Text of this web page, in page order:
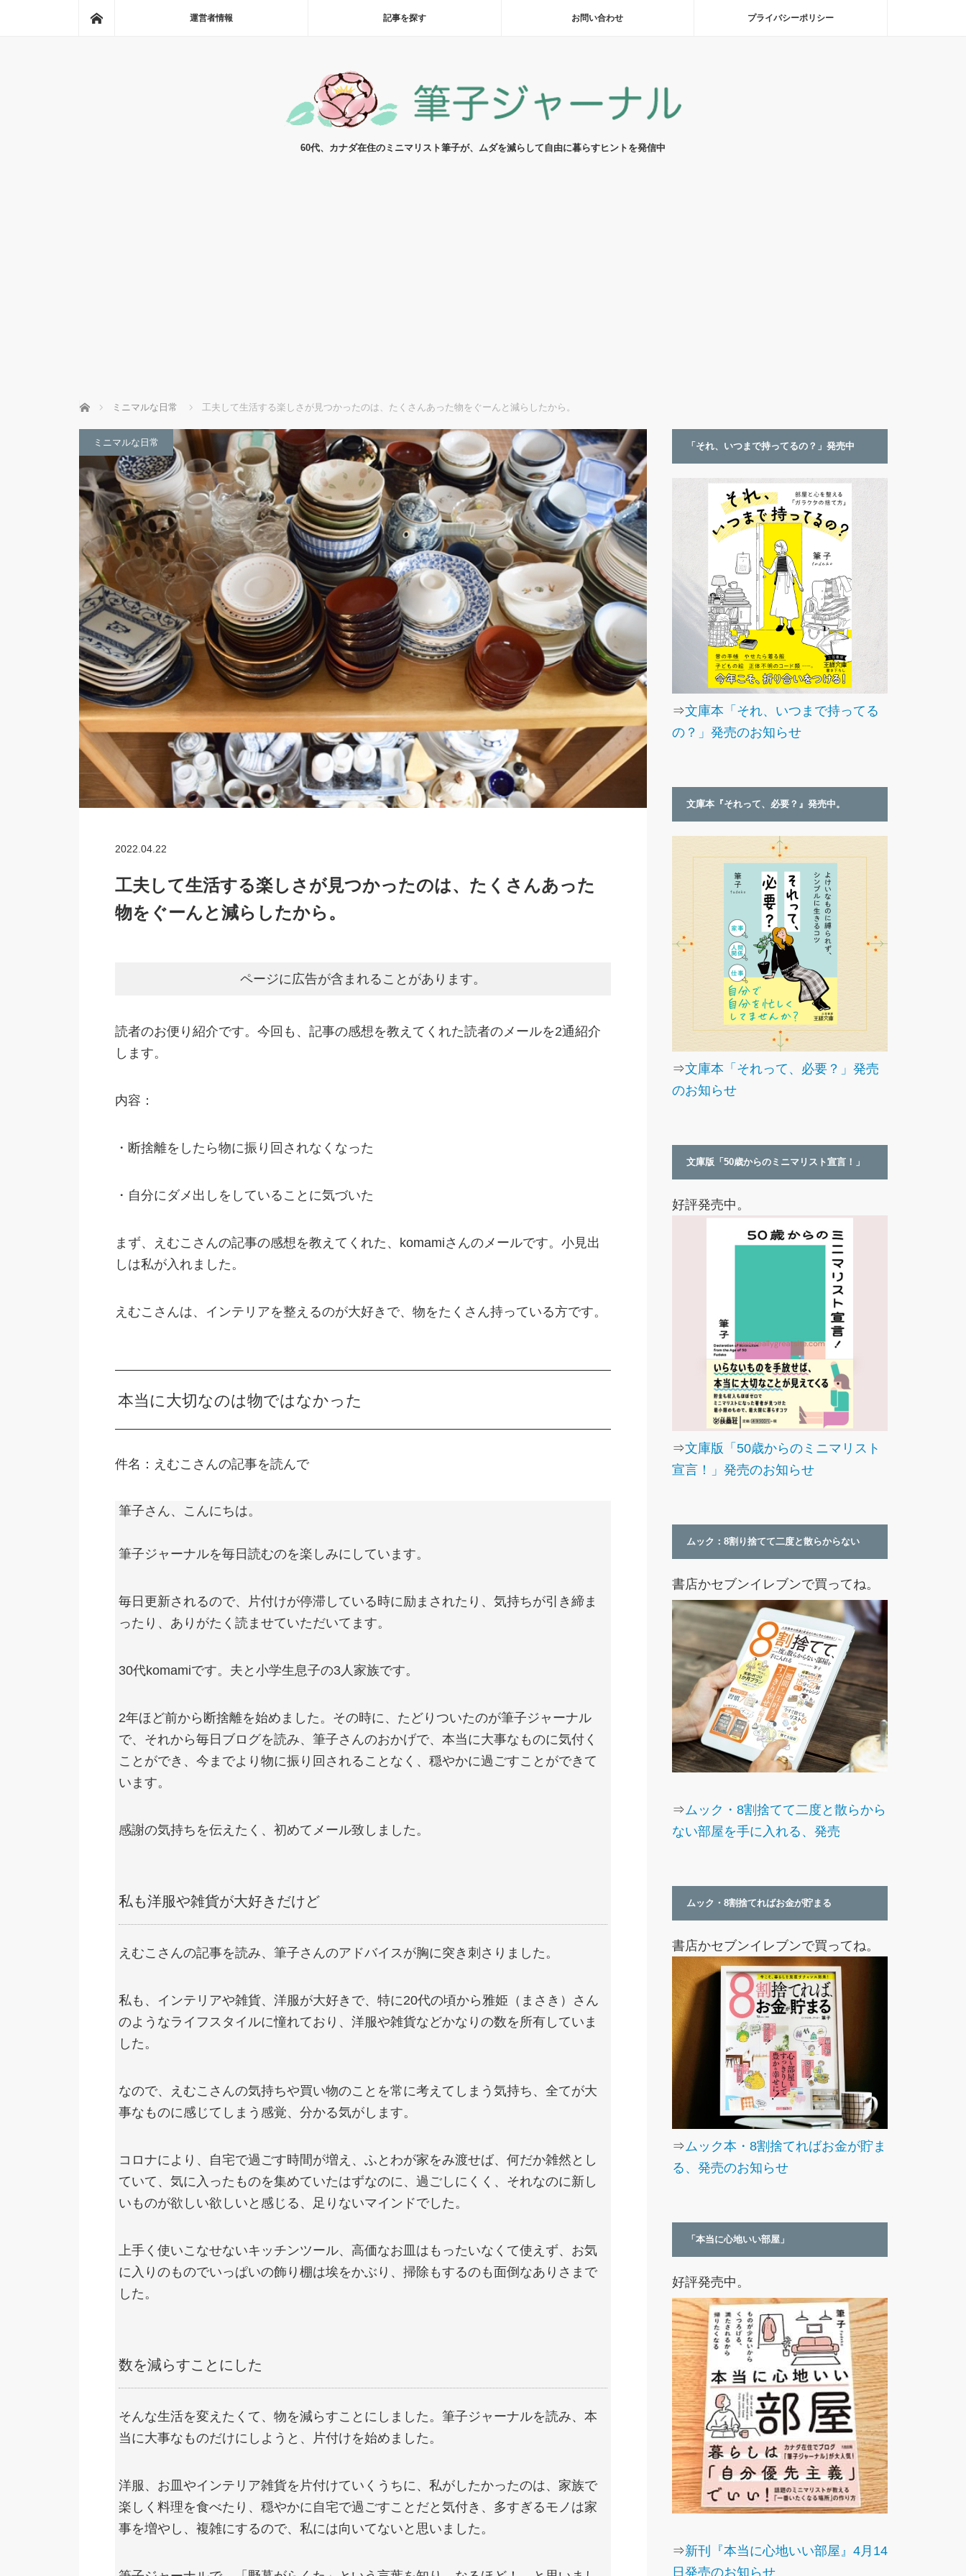
運営者情報 記事を探す お問い合わせ プライバシーポリシー
60代、カナダ在住のミニマリスト筆子が、ムダを減らして自由に暮らすヒントを発信中
ホーム ミニマルな日常 工夫して生活する楽しさが見つかったのは、たくさんあった物をぐーんと減らしたから。
ミニマルな日常
2022.04.22
工夫して生活する楽しさが見つかったのは、たくさんあった
物をぐーんと減らしたから。
ページに広告が含まれることがあります。
読者のお便り紹介です。今回も、記事の感想を教えてくれた読者のメールを2通紹介
します。
内容：
・断捨離をしたら物に振り回されなくなった
・自分にダメ出しをしていることに気づいた
まず、えむこさんの記事の感想を教えてくれた、komamiさんのメールです。小見出
しは私が入れました。
えむこさんは、インテリアを整えるのが大好きで、物をたくさん持っている方です。
本当に大切なのは物ではなかった
件名：えむこさんの記事を読んで
筆子さん、こんにちは。
筆子ジャーナルを毎日読むのを楽しみにしています。
毎日更新されるので、片付けが停滞している時に励まされたり、気持ちが引き締ま
ったり、ありがたく読ませていただいてます。
30代komamiです。夫と小学生息子の3人家族です。
2年ほど前から断捨離を始めました。その時に、たどりついたのが筆子ジャーナル
で、それから毎日ブログを読み、筆子さんのおかげで、本当に大事なものに気付く
ことができ、今までより物に振り回されることなく、穏やかに過ごすことができて
います。
感謝の気持ちを伝えたく、初めてメール致しました。
私も洋服や雑貨が大好きだけど
えむこさんの記事を読み、筆子さんのアドバイスが胸に突き刺さりました。
私も、インテリアや雑貨、洋服が大好きで、特に20代の頃から雅姫（まさき）さん
のようなライフスタイルに憧れており、洋服や雑貨などかなりの数を所有していま
した。
なので、えむこさんの気持ちや買い物のことを常に考えてしまう気持ち、全てが大
事なものに感じてしまう感覚、分かる気がします。
コロナにより、自宅で過ごす時間が増え、ふとわが家をみ渡せば、何だか雑然とし
ていて、気に入ったものを集めていたはずなのに、過ごしにくく、それなのに新し
いものが欲しい欲しいと感じる、足りないマインドでした。
上手く使いこなせないキッチンツール、高価なお皿はもったいなくて使えず、お気
に入りのものでいっぱいの飾り棚は埃をかぶり、掃除もするのも面倒なありさまで
した。
数を減らすことにした
そんな生活を変えたくて、物を減らすことにしました。筆子ジャーナルを読み、本
当に大事なものだけにしようと、片付けを始めました。
洋服、お皿やインテリア雑貨を片付けていくうちに、私がしたかったのは、家族で
楽しく料理を食べたり、穏やかに自宅で過ごすことだと気付き、多すぎるモノは家
事を増やし、複雑にするので、私には向いてないと思いました。
「それ、いつまで持ってるの？」発売中
⇒文庫本「それ、いつまで持ってる
の？」発売のお知らせ
文庫本『それって、必要？』発売中。
⇒文庫本「それって、必要？」発売
のお知らせ
文庫版「50歳からのミニマリスト宣言！」
好評発売中。
⇒文庫版「50歳からのミニマリスト
宣言！」発売のお知らせ
ムック：8割り捨てて二度と散らからない
書店かセブンイレブンで買ってね。
⇒ムック・8割捨てて二度と散らから
ない部屋を手に入れる、発売
ムック・8割捨てればお金が貯まる
書店かセブンイレブンで買ってね。
⇒ムック本・8割捨てればお金が貯ま
る、発売のお知らせ
「本当に心地いい部屋」
好評発売中。
⇒新刊『本当に心地いい部屋』4月14
日発売のお知らせ